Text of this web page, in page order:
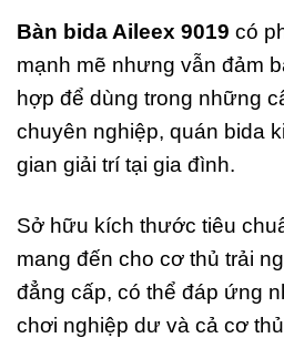
Bàn bida Aileex 9019 có
mạnh mẽ nhưng vẫn đảm
hợp để dùng trong những
chuyên nghiệp, quán bida
gian giải trí tại gia đình.
Sở hữu kích thước tiêu
mang đến cho cơ thủ trải
đẳng cấp, có thể đáp ứng
chơi nghiệp dư và cả cơ